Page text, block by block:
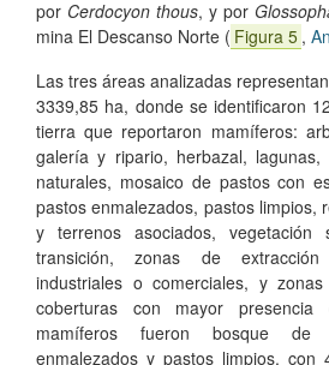
por Cerdocyon thous, y por
mina El Descanso Norte ( Figura 5 ,
Las tres áreas analizadas
3339,85 ha, donde se identificaron
tierra que reportaron mamíferos:
galería y ripario, herbazal,
naturales, mosaico de pastos con
pastos enmalezados, pastos limpios,
y terrenos asociados, vegetación
transición, zonas de
industriales o comerciales, y
coberturas con mayor
mamíferos fueron bosque de
enmalezados y pastos limpios, con